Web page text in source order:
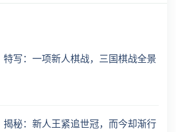
特写：一项新人棋战，三国棋战全景
揭秘：新人王紧追世冠，而今却渐行